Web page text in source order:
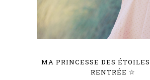
MA PRINCESSE DES
RENTRÉE ☆